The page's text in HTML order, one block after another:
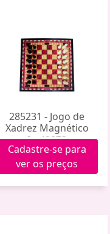
285231 - Jogo de
Xadrez Magnético
Im42073
Cadastre-se para
ver os preços